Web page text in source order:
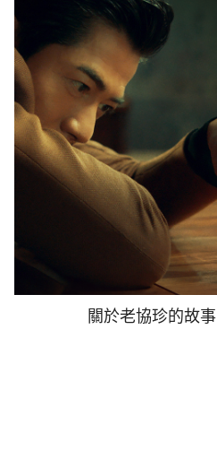
關於老協珍的故事